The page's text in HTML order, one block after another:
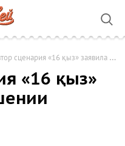
сценария «16 қыз» заявила о нарушении авторских прав
«16 қыз»